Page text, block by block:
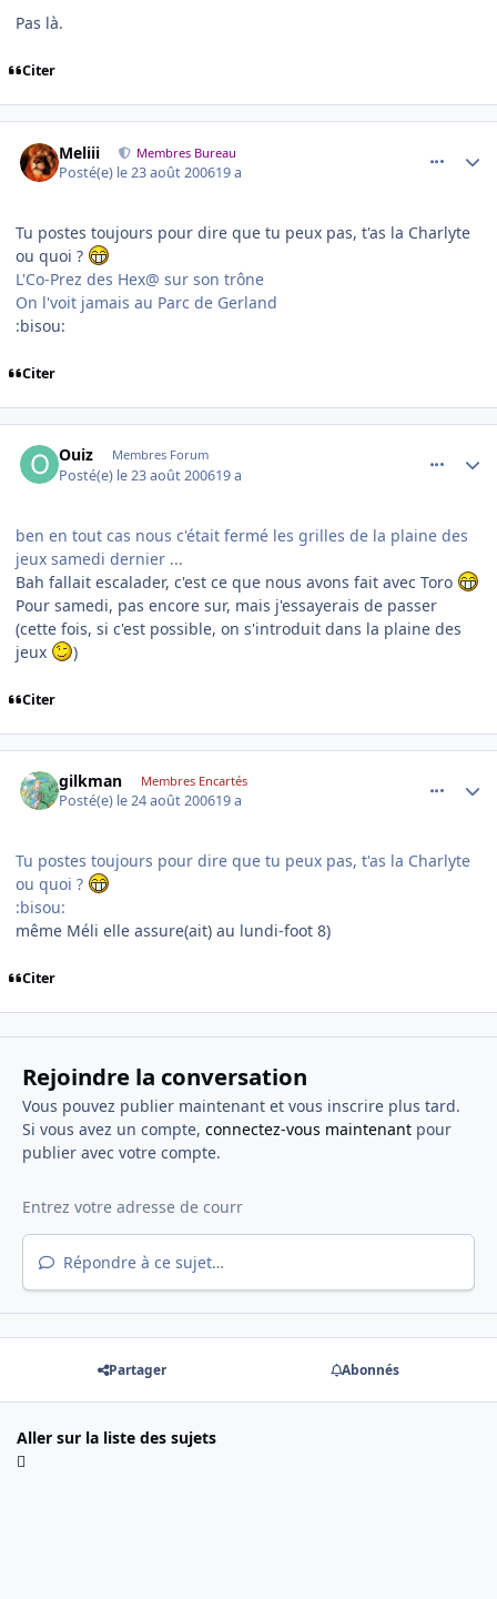
Pas là.
Citer
Meliii Membres Bureau
Posté(e) le 23 août 200619 a
Tu postes toujours pour dire que tu peux pas, t'as la Charlyte
ou quoi ?
L'Co-Prez des Hex@ sur son trône
On l'voit jamais au Parc de Gerland
:bisou:
Citer
Ouiz Membres Forum
Posté(e) le 23 août 200619 a
ben en tout cas nous c'était fermé les grilles de la plaine des
jeux samedi dernier ...
Bah fallait escalader, c'est ce que nous avons fait avec Toro
Pour samedi, pas encore sur, mais j'essayerais de passer
(cette fois, si c'est possible, on s'introduit dans la plaine des
jeux
)
Citer
gilkman Membres Encartés
Posté(e) le 24 août 200619 a
Tu postes toujours pour dire que tu peux pas, t'as la Charlyte
ou quoi ?
:bisou:
même Méli elle assure(ait) au lundi-foot 8)
Citer
Rejoindre la conversation
Vous pouvez publier maintenant et vous inscrire plus tard.
Si vous avez un compte, connectez-vous maintenantpour
publier avec votre compte.
Répondre à ce sujet…
Partager Abonnés
Aller sur la liste des sujets